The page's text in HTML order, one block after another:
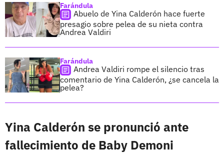
Farándula
Abuelo de Yina Calderón hace fuerte
presagio sobre pelea de su nieta contra
Andrea Valdiri
Farándula
Andrea Valdiri rompe el silencio tras
comentario de Yina Calderón, ¿se cancela la
pelea?
Yina Calderón se pronunció ante
fallecimiento de Baby Demoni